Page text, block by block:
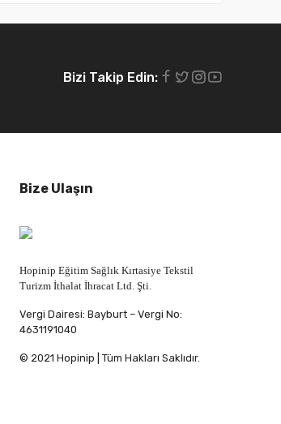
Bizi Takip Edin:
Bize Ulaşın
Hopinip Eğitim Sağlık Kırtasiye Tekstil
Turizm İthalat İhracat Ltd. Şti.
Vergi Dairesi: Bayburt – Vergi No:
4631191040
© 2021 Hopinip | Tüm Hakları Saklıdır.